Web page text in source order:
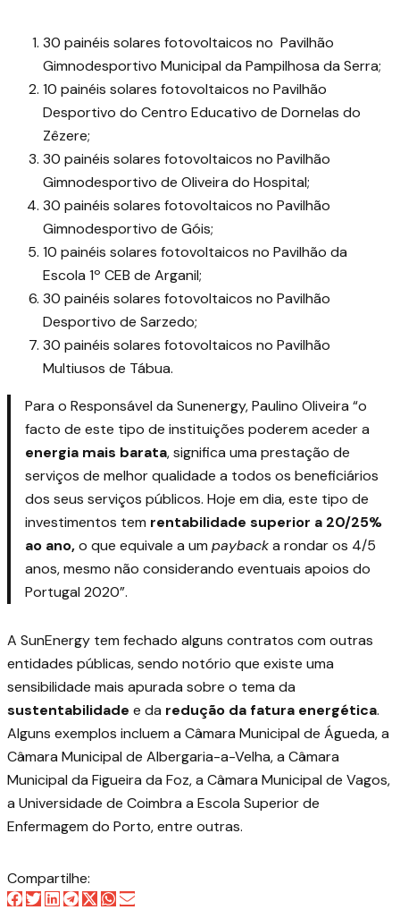
30 painéis solares fotovoltaicos no Pavilhão
Gimnodesportivo Municipal da Pampilhosa da Serra;
10 painéis solares fotovoltaicos no Pavilhão
Desportivo do Centro Educativo de Dornelas do
Zêzere;
30 painéis solares fotovoltaicos no Pavilhão
Gimnodesportivo de Oliveira do Hospital;
30 painéis solares fotovoltaicos no Pavilhão
Gimnodesportivo de Góis;
10 painéis solares fotovoltaicos no Pavilhão da
Escola 1º CEB de Arganil;
30 painéis solares fotovoltaicos no Pavilhão
Desportivo de Sarzedo;
30 painéis solares fotovoltaicos no Pavilhão
Multiusos de Tábua.
Para o Responsável da Sunenergy, Paulino Oliveira “o
facto de este tipo de instituições poderem aceder a
energia mais barata, significa uma prestação de
serviços de melhor qualidade a todos os beneficiários
dos seus serviços públicos. Hoje em dia, este tipo de
investimentos tem rentabilidade superior a 20/25%
ao ano,o que equivale a um paybacka rondar os 4/5
anos, mesmo não considerando eventuais apoios do
Portugal 2020”.
A SunEnergy tem fechado alguns contratos com outras
entidades públicas, sendo notório que existe uma
sensibilidade mais apurada sobre o tema da
sustentabilidade e da redução da fatura energética.
Alguns exemplos incluem a Câmara Municipal de Águeda, a
Câmara Municipal de Albergaria-a-Velha, a Câmara
Municipal da Figueira da Foz, a Câmara Municipal de Vagos,
a Universidade de Coimbra a Escola Superior de
Enfermagem do Porto, entre outras.
Compartilhe: